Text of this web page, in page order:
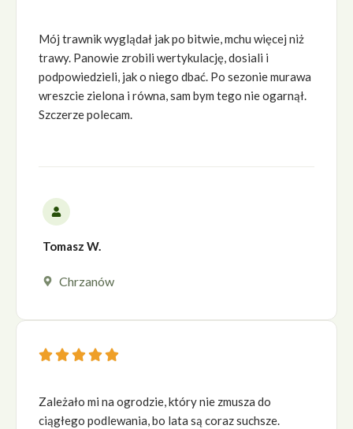
Mój trawnik wyglądał jak po bitwie, mchu więcej niż
trawy. Panowie zrobili wertykulację, dosiali i
podpowiedzieli, jak o niego dbać. Po sezonie murawa
wreszcie zielona i równa, sam bym tego nie ogarnął.
Szczerze polecam.
Tomasz W.
Chrzanów

Zależało mi na ogrodzie, który nie zmusza do
ciągłego podlewania, bo lata są coraz suchsze.